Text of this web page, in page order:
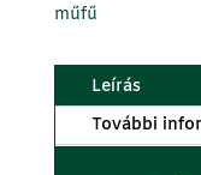
műfű
Leírás
További